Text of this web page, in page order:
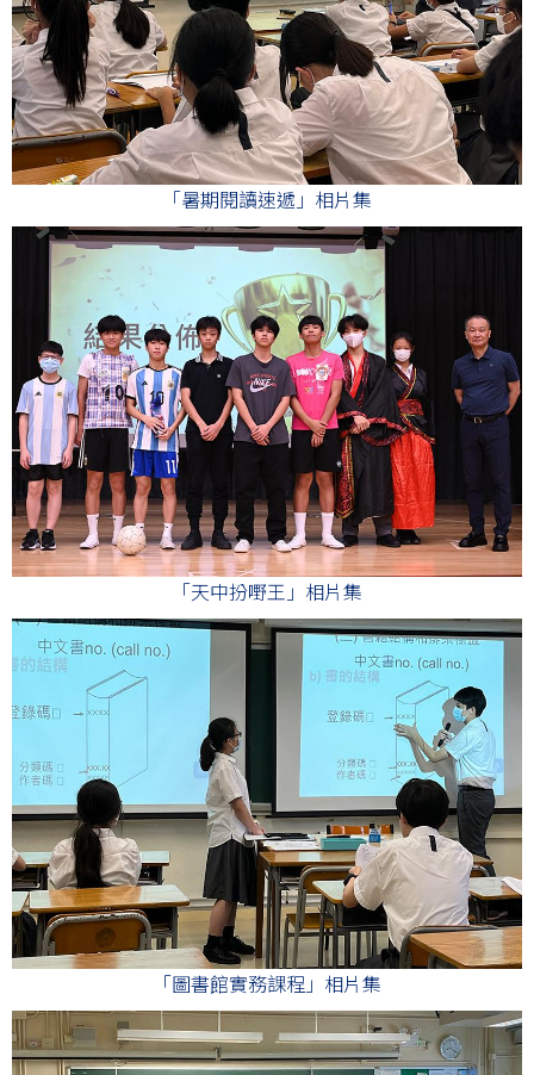
「暑期閱讀速遞」相片集
「天中扮嘢王」相片集
「圖書館實務課程」相片集